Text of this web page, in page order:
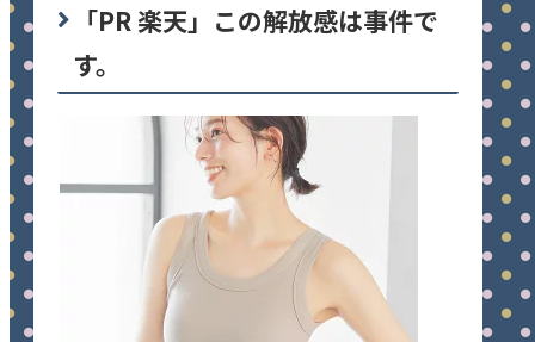
「PR 楽天」この解放感は事件で
す。